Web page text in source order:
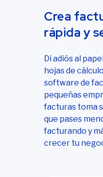
Crea
rápida y
Di adiós al
hojas de
software de
pequeñas
facturas toma
que pases
facturando y
crecer tu